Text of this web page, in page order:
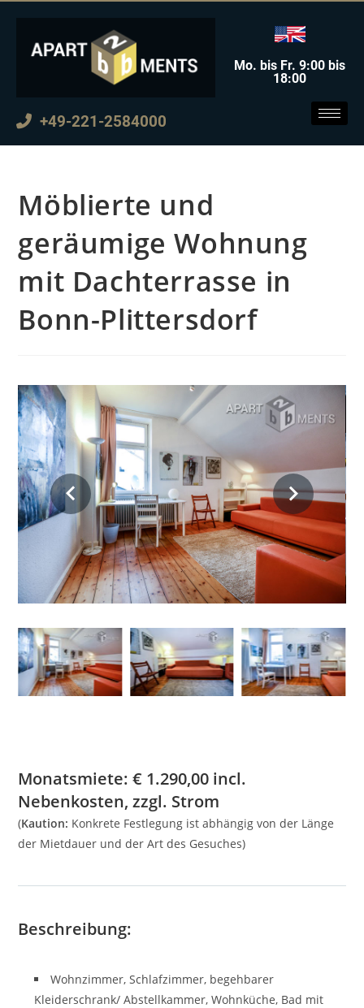
+49-221-2584000
Mo. bis Fr. 9:00 bis
18:00
Möblierte und
geräumige Wohnung
mit Dachterrasse in
Bonn-Plittersdorf
Monatsmiete:€ 1.290,00 incl.
Nebenkosten, zzgl. Strom
(Kaution: Konkrete Festlegung ist abhängig von der Länge
der Mietdauer und der Art des Gesuches)
Beschreibung:
Wohnzimmer, Schlafzimmer, begehbarer
Kleiderschrank/ Abstellkammer, Wohnküche, Bad mit